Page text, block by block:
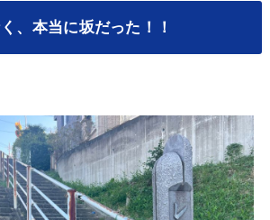
、本当に坂だった！！